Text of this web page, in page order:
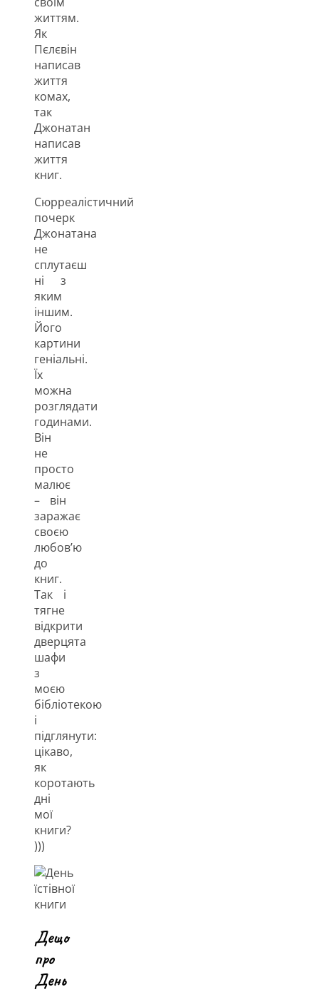
життям.
Як
Пєлєвін
написав
життя
комах,
так
Джонатан
написав
життя
книг.
Сюрреалістичний
почерк
Джонатана
не
сплутаєш
ні з
яким
іншим.
Його
картини
геніальні.
Їх
можна
розглядати
годинами.
Він
не
просто
малює
– він
заражає
своєю
любов’ю
до
книг.
Так і
тягне
відкрити
дверцята
шафи
з
моєю
бібліотекою
і
підглянути:
цікаво,
як
коротають
дні
мої
книги?
)))
Дещо
про
День